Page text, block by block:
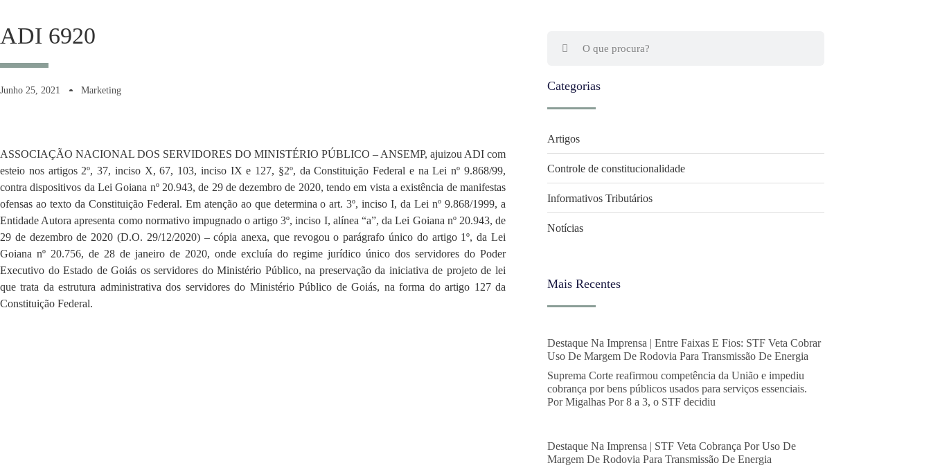
ADI 6920
Junho 25, 2021 Marketing
ASSOCIAÇÃO NACIONAL DOS SERVIDORES DO MINISTÉRIO PÚBLICO – ANSEMP, ajuizou ADI com
esteio nos artigos 2º, 37, inciso X, 67, 103, inciso IX e 127, §2º, da Constituição Federal e na Lei nº 9.868/99,
contra dispositivos da Lei Goiana nº 20.943, de 29 de dezembro de 2020, tendo em vista a existência de manifestas
ofensas ao texto da Constituição Federal. Em atenção ao que determina o art. 3º, inciso I, da Lei nº 9.868/1999, a
Entidade Autora apresenta como normativo impugnado o artigo 3º, inciso I, alínea “a”, da Lei Goiana nº 20.943, de
29 de dezembro de 2020 (D.O. 29/12/2020) – cópia anexa, que revogou o parágrafo único do artigo 1º, da Lei
Goiana nº 20.756, de 28 de janeiro de 2020, onde excluía do regime jurídico único dos servidores do Poder
Executivo do Estado de Goiás os servidores do Ministério Público, na preservação da iniciativa de projeto de lei
que trata da estrutura administrativa dos servidores do Ministério Público de Goiás, na forma do artigo 127 da
Constituição Federal.
Categorias
Artigos
Controle de constitucionalidade
Informativos Tributários
Notícias
Mais Recentes
Destaque Na Imprensa | Entre Faixas E Fios: STF Veta Cobrar
Uso De Margem De Rodovia Para Transmissão De Energia
Suprema Corte reafirmou competência da União e impediu
cobrança por bens públicos usados para serviços essenciais.
Por Migalhas Por 8 a 3, o STF decidiu
Destaque Na Imprensa | STF Veta Cobrança Por Uso De
Margem De Rodovia Para Transmissão De Energia